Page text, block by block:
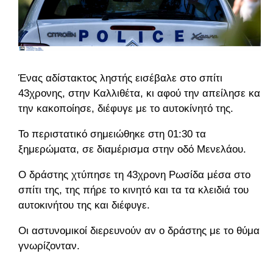
Ένας αδίστακτος ληστής εισέβαλε στο σπίτι
43χρονης, στην Καλλιθέτα, κι αφού την απείλησε και
την κακοποίησε, διέφυγε με το αυτοκίνητό της.
Το περιστατικό σημειώθηκε στη 01:30 τα
ξημερώματα, σε διαμέρισμα στην οδό Μενελάου.
Ο δράστης χτύπησε τη 43χρονη Ρωσίδα μέσα στο
σπίτι της, της πήρε το κινητό και τα τα κλειδιά του
αυτοκινήτου της και διέφυγε.
Οι αστυνομικοί διερευνούν αν ο δράστης με το θύμα
γνωρίζονταν.